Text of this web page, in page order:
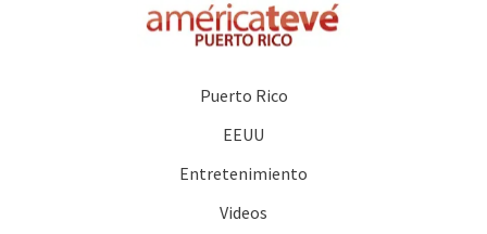
Puerto Rico
EEUU
Entretenimiento
Videos